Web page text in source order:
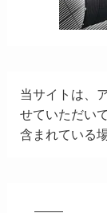
当サイトは、
せていただい
含まれている